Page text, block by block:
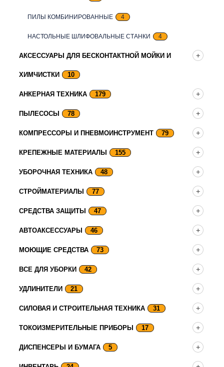
ПИЛЫ КОМБИНИРОВАННЫЕ 4
НАСТОЛЬНЫЕ ШЛИФОВАЛЬНЫЕ СТАНКИ 4
АКСЕССУАРЫ ДЛЯ БЕСКОНТАКТНОЙ МОЙКИ И
ХИМЧИСТКИ 10
АНКЕРНАЯ ТЕХНИКА 179
ПЫЛЕСОСЫ 78
КОМПРЕССОРЫ И ПНЕВМОИНСТРУМЕНТ 79
КРЕПЕЖНЫЕ МАТЕРИАЛЫ 155
УБОРОЧНАЯ ТЕХНИКА 48
СТРОЙМАТЕРИАЛЫ 77
СРЕДСТВА ЗАЩИТЫ 47
АВТОАКСЕССУАРЫ 46
МОЮЩИЕ СРЕДСТВА 73
ВСЕ ДЛЯ УБОРКИ 42
УДЛИНИТЕЛИ 21
СИЛОВАЯ И СТРОИТЕЛЬНАЯ ТЕХНИКА 31
ТОКОИЗМЕРИТЕЛЬНЫЕ ПРИБОРЫ 17
ДИСПЕНСЕРЫ И БУМАГА 5